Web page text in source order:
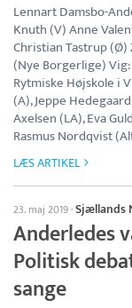
Lennart Damsbo-
Knuth (V) Anne
Christian Tastrup (Ø)
(Nye Borgerlige)
Rytmiske Højskole i
(A), Jeppe
Axelsen (LA), Eva
Rasmus Nordqvist
LÆS ARTIKEL
23. maj 2019·Sjællands
Anderledes
Politisk
sange